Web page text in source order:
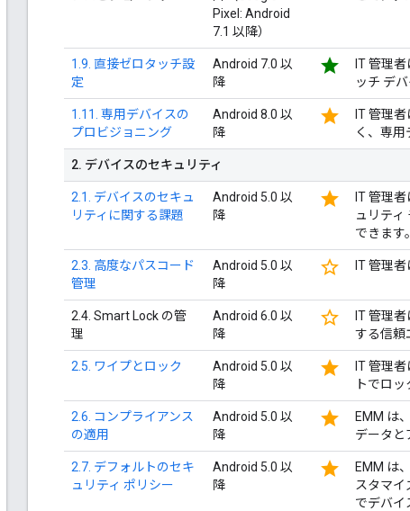
Pixel: Android
7.1 以降）
1.9. 直接ゼロタッチ設
定
Android 7.0 以
降
star
IT 管理
ッチ デ
1.11. 専用デバイスの
プロビジョニング
Android 8.0 以
降
star
IT 管理
く、専用
2. デバイスのセキュリティ
2.1. デバイスのセキュ
リティに関する課題
Android 5.0 以
降
star
IT 管理
ュリティ
できます。
2.3. 高度なパスコード
管理
Android 5.0 以
降
star_border IT 管理
2.4. Smart Lock の管
理
Android 6.0 以
降
star_border
IT 管理
する信頼
2.5. ワイプとロック
Android 5.0 以
降
star
IT 管理
トでロ
2.6. コンプライアンス
の適用
Android 5.0 以
降
star
EMM は
データと
2.7. デフォルトのセキ
ュリティ ポリシー
Android 5.0 以
降
star
EMM は
スタマイ
でデバイ